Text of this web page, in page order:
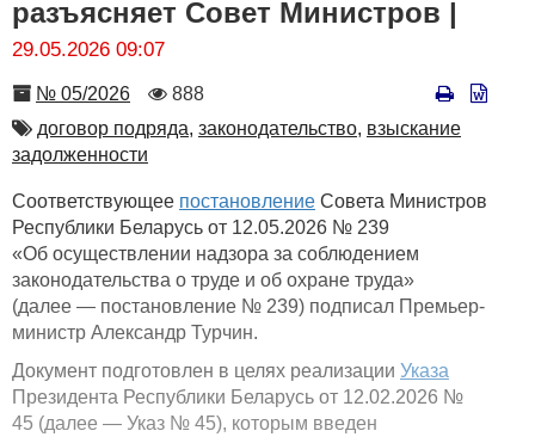
разъясняет Совет Министров |
29.05.2026 09:07
Номер
№ 05/2026
Количество
888
Автор
договор подряда, законодательство, взыскание
задолженности
Соответствующее постановление Совета Министров
Республики Беларусь от 12.05.2026 № 239
«Об осуществлении надзора за соблюдением
законодательства о труде и об охране труда»
(далее — постановление № 239) подписал Премьер-
министр Александр Турчин.
Документ подготовлен в целях реализации Указа
Президента Республики Беларусь от 12.02.2026 №
45 (далее — Указ № 45), которым введен